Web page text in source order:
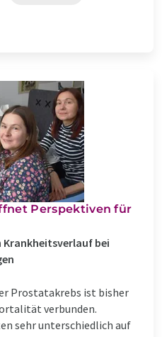
Perspektiven für
bei
Prostatakrebs ist bisher
verbunden.
sehr unterschiedlich auf